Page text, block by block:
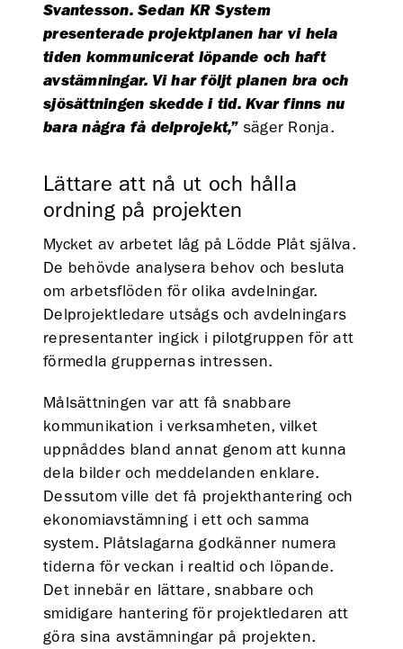
Svantesson. Sedan KR System
presenterade projektplanen har vi hela
tiden kommunicerat löpande och haft
avstämningar. Vi har följt planen bra och
sjösättningen skedde i tid. Kvar finns nu
bara några få delprojekt,”säger Ronja.
Lättare att nå ut och hålla
ordning på projekten
Mycket av arbetet låg på Lödde Plåt själva.
De behövde analysera behov och besluta
om arbetsflöden för olika avdelningar.
Delprojektledare utsågs och avdelningars
representanter ingick i pilotgruppen för att
förmedla gruppernas intressen.
Målsättningen var att få snabbare
kommunikation i verksamheten, vilket
uppnåddes bland annat genom att kunna
dela bilder och meddelanden enklare.
Dessutom ville det få projekthantering och
ekonomiavstämning i ett och samma
system. Plåtslagarna godkänner numera
tiderna för veckan i realtid och löpande.
Det innebär en lättare, snabbare och
smidigare hantering för projektledaren att
göra sina avstämningar på projekten.